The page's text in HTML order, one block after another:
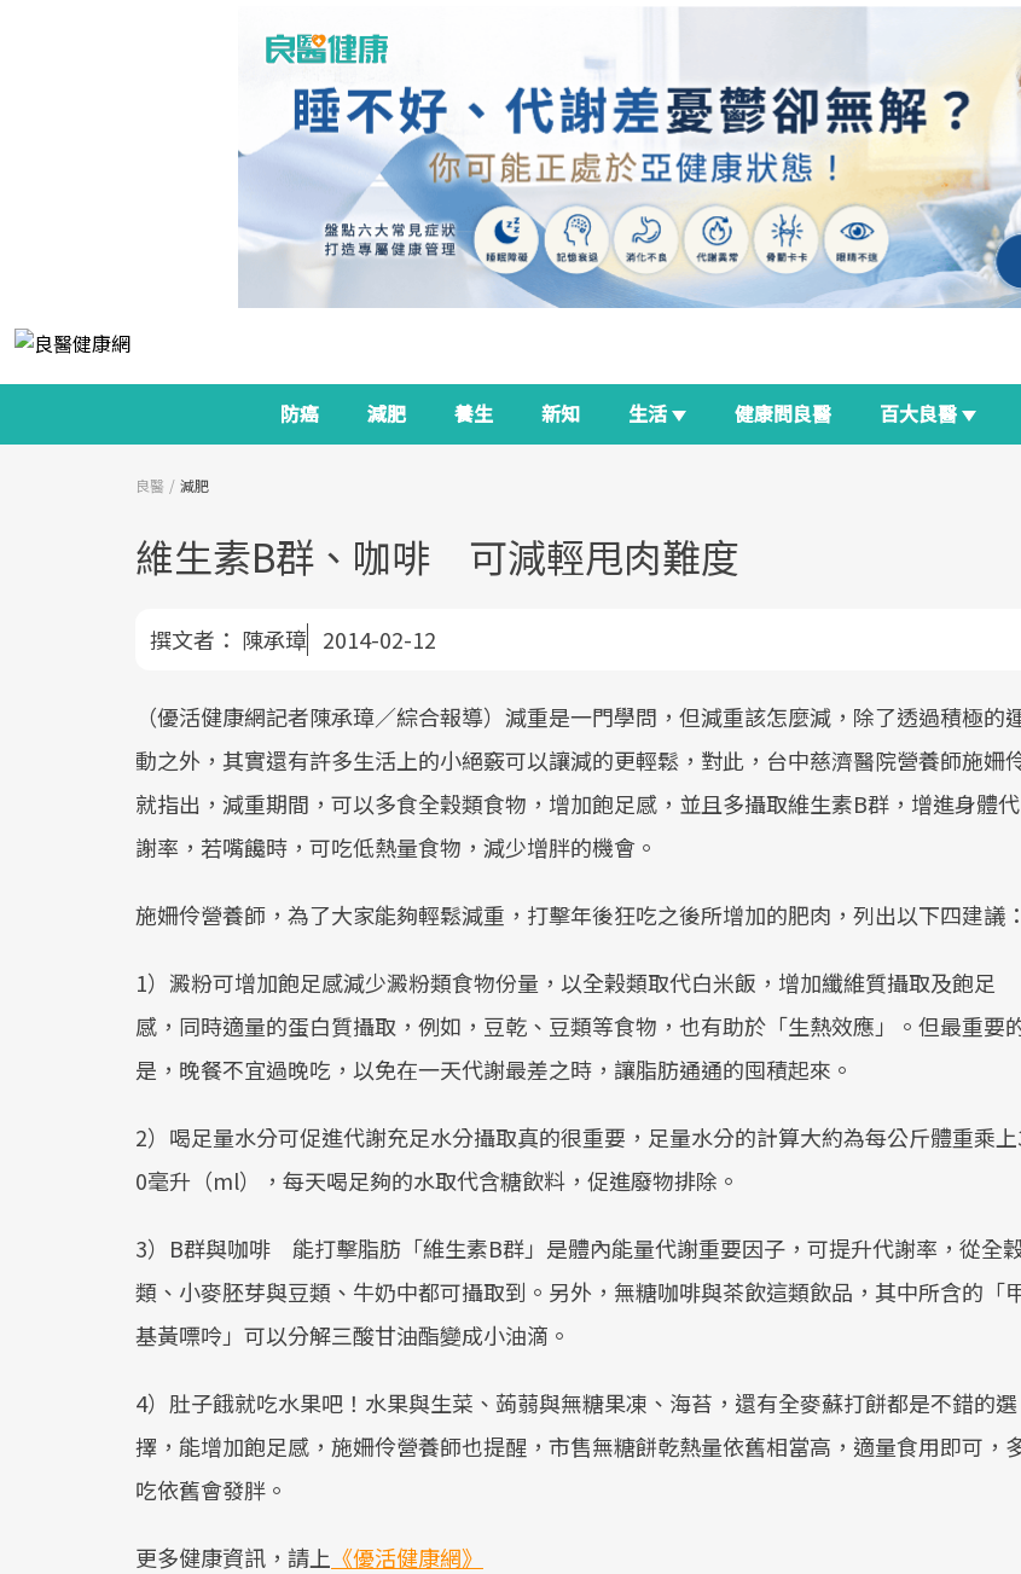
防癌 減肥 養生 新知 生活 健康問良醫 百大良醫
良醫 減肥
維生素B群、咖啡 可減輕甩肉難度
撰文者： 陳承璋 2014-02-12
（優活健康網記者陳承璋／綜合報導）減重是一門學問，但減重該怎麼減，除了透過積極的
動之外，其實還有許多生活上的小絕竅可以讓減的更輕鬆，對此，台中慈濟醫院營養師施姍
就指出，減重期間，可以多食全穀類食物，增加飽足感，並且多攝取維生素B群，增進身體代
謝率，若嘴饞時，可吃低熱量食物，減少增胖的機會。
施姍伶營養師，為了大家能夠輕鬆減重，打擊年後狂吃之後所增加的肥肉，列出以下四建議：
1）澱粉可增加飽足感減少澱粉類食物份量，以全榖類取代白米飯，增加纖維質攝取及飽足
感，同時適量的蛋白質攝取，例如，豆乾、豆類等食物，也有助於「生熱效應」。但最重要
是，晚餐不宜過晚吃，以免在一天代謝最差之時，讓脂肪通通的囤積起來。
2）喝足量水分可促進代謝充足水分攝取真的很重要，足量水分的計算大約為每公斤體重乘
0毫升（ml），每天喝足夠的水取代含糖飲料，促進廢物排除。
3）B群與咖啡 能打擊脂肪「維生素B群」是體內能量代謝重要因子，可提升代謝率，從全
類、小麥胚芽與豆類、牛奶中都可攝取到。另外，無糖咖啡與茶飲這類飲品，其中所含的「
基黃嘌呤」可以分解三酸甘油酯變成小油滴。
4）肚子餓就吃水果吧！水果與生菜、蒟蒻與無糖果凍、海苔，還有全麥蘇打餅都是不錯的選
擇，能增加飽足感，施姍伶營養師也提醒，市售無糖餅乾熱量依舊相當高，適量食用即可，
吃依舊會發胖。
更多健康資訊，請上 《優活健康網》
面對超高齡社會的浪潮，台灣正在快
邁向「健康照護」的新時代。隨著國家
關注的核心議題。然而，健檢不只是醫
狀況、啟動健康管理的重要起點。
前往專題
2025年，就到良醫生活祭體驗「一站
健康新生活」，從講座、體驗到運動，
前往專題
良醫健康網從「換季的身體變化」出
發，透過醫學觀點與日常感受的對話，
前往專題